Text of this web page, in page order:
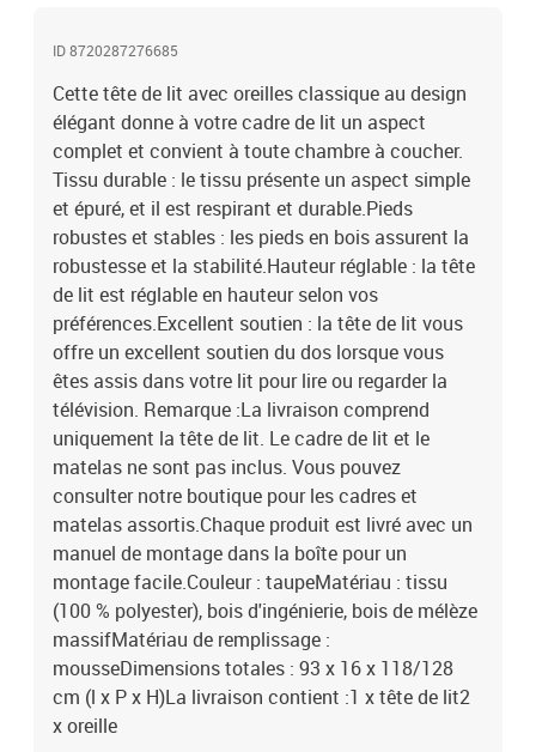
ID 8720287276685
Cette tête de lit avec oreilles classique au design
élégant donne à votre cadre de lit un aspect
complet et convient à toute chambre à coucher.
Tissu durable : le tissu présente un aspect simple
et épuré, et il est respirant et durable.Pieds
robustes et stables : les pieds en bois assurent la
robustesse et la stabilité.Hauteur réglable : la tête
de lit est réglable en hauteur selon vos
préférences.Excellent soutien : la tête de lit vous
offre un excellent soutien du dos lorsque vous
êtes assis dans votre lit pour lire ou regarder la
télévision. Remarque :La livraison comprend
uniquement la tête de lit. Le cadre de lit et le
matelas ne sont pas inclus. Vous pouvez
consulter notre boutique pour les cadres et
matelas assortis.Chaque produit est livré avec un
manuel de montage dans la boîte pour un
montage facile.Couleur : taupeMatériau : tissu
(100 % polyester), bois d'ingénierie, bois de mélèze
massifMatériau de remplissage :
mousseDimensions totales : 93 x 16 x 118/128
cm (l x P x H)La livraison contient :1 x tête de lit2
x oreille